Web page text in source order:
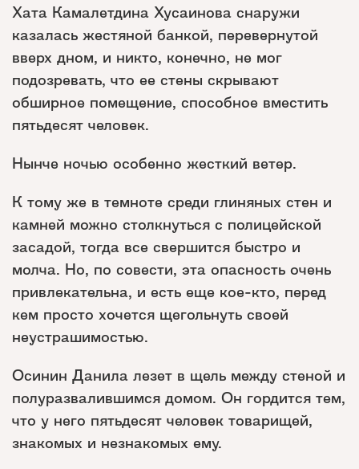
Хата Камалетдина Хусаинова снаружи
казалась жестяной банкой, перевернутой
вверх дном, и никто, конечно, не мог
подозревать, что ее стены скрывают
обширное помещение, способное вместить
пятьдесят человек.
Нынче ночью особенно жесткий ветер.
К тому же в темноте среди глиняных стен и
камней можно столкнуться с полицейской
засадой, тогда все свершится быстро и
молча. Но, по совести, эта опасность очень
привлекательна, и есть еще кое-кто, перед
кем просто хочется щегольнуть своей
неустрашимостью.
Осинин Данила лезет в щель между стеной и
полуразвалившимся домом. Он гордится тем,
что у него пятьдесят человек товарищей,
знакомых и незнакомых ему.